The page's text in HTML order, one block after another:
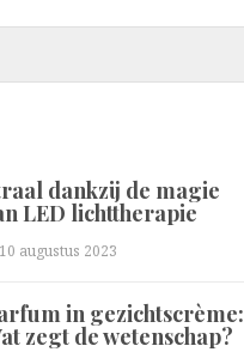
dankzij de magie
LED lichttherapie
augustus 2023
in gezichtscrème:
zegt de wetenschap?